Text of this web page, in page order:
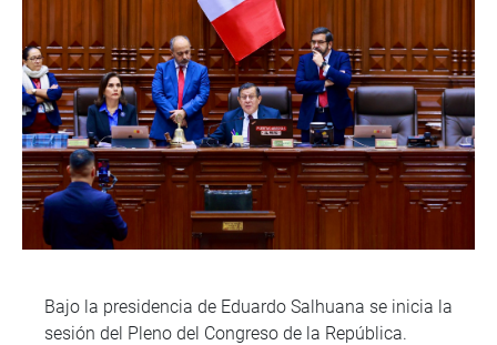
Bajo la presidencia de Eduardo Salhuana se inicia la
sesión del Pleno del Congreso de la República.